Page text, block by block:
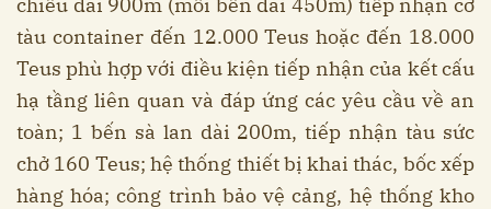
tàu container đến 12.000 Teus hoặc đến 18.000
Teus phù hợp với điều kiện tiếp nhận của kết cấu
hạ tầng liên quan và đáp ứng các yêu cầu về an
toàn; 1 bến sà lan dài 200m, tiếp nhận tàu sức
chở 160 Teus; hệ thống thiết bị khai thác, bốc xếp
hàng hóa; công trình bảo vệ cảng, hệ thống kho